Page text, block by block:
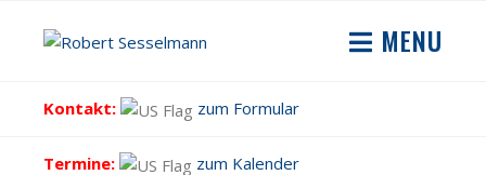
MENU
Kontakt: zum Formular
Termine: zum Kalender